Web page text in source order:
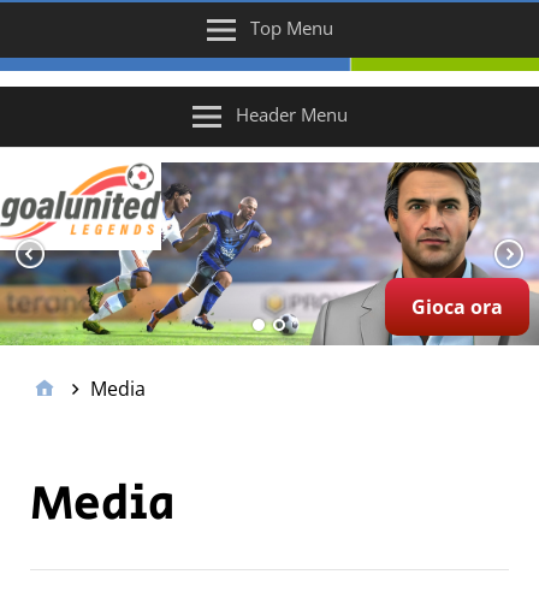
Top Menu
Header Menu
Gioca ora
Media
Media